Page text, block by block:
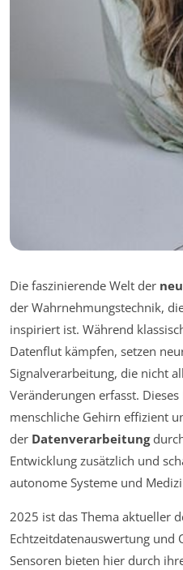
Die faszinierende Welt der
der Wahrnehmungstechnik,
inspiriert ist. Während
Datenflut kämpfen, setzen
Signalverarbeitung, die nicht
Veränderungen erfasst.
menschliche Gehirn effizient
der Datenverarbeitung
Entwicklung zusätzlich und
autonome Systeme und
2025 ist das Thema aktueller
Echtzeitdatenauswertung und
Sensoren bieten hier durch